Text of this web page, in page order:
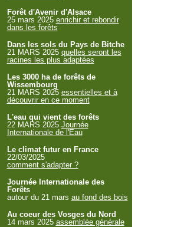
Forêt d'Avenir d'Alsace
25 mars 2025 enrichir et rebondir
dans les forêts
Dans les sols du Pays de Bitche
21 MARS 2025 quelles seront les
racines les plus adaptées
Les 3000 ha de forêts de
Wissembourg
21 MARS 2025 essentielles et à
découvrir en ce moment
L'eau qui vient des forêts
22 MARS 2025 Journée
Internationale de l'Eau
Le climat futur en France
22/03/2025
comment s'adapter ?
Journée Internationale des
Forêts
autour du 21 mars au fond des bois
Au coeur des Vosges du Nord
14 mars 2025 assemblée générale